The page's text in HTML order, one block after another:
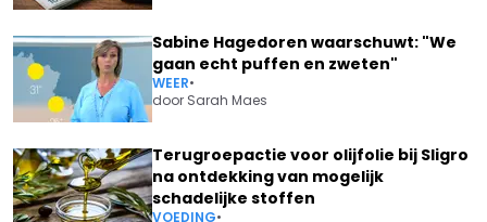
Sabine Hagedoren waarschuwt: "We
gaan echt puffen en zweten"
WEER•
door Sarah Maes
Terugroepactie voor olijfolie bij Sligro
na ontdekking van mogelijk
schadelijke stoffen
VOEDING•